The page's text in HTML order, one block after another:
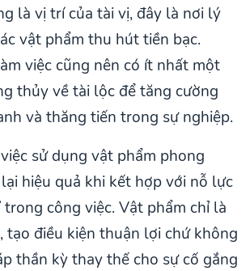
là vị trí của tài vị, đây là nơi lý
vật phẩm thu hút tiền bạc.
việc cũng nên có ít nhất một
thủy về tài lộc để tăng cường
và thăng tiến trong sự nghiệp.
sử dụng vật phẩm phong
hiệu quả khi kết hợp với nỗ lực
trong công việc. Vật phẩm chỉ là
tạo điều kiện thuận lợi chứ không
thần kỳ thay thế cho sự cố gắng